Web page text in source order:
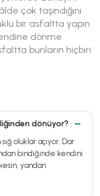
çok taşındığını
bir asfaltta yapın
dönme
bunların hiçbiri
dönüyor?
oluklar açıyor. Dar
bindiğinde kendini
yandan